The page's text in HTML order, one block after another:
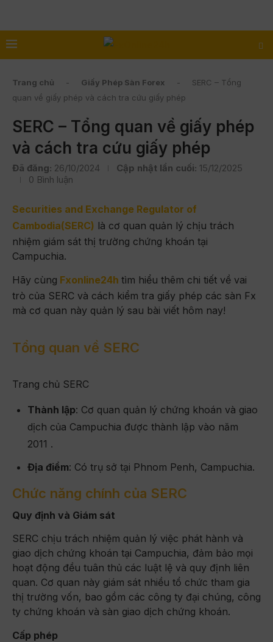
Trang chủ - Giấy Phép Sàn Forex -
SERC – Tổng
quan về giấy phép và cách tra cứu giấy phép
SERC – Tổng quan về giấy phép
và cách tra cứu giấy phép
Đã đăng: 26/10/2024 Cập nhật lần cuối: 15/12/2025
0 Bình luận
Securities and Exchange Regulator of
Cambodia(SERC) là cơ quan quản lý chịu trách
nhiệm giám sát thị trường chứng khoán tại
Campuchia.
Hãy cùng Fxonline24h tìm hiểu thêm chi tiết về vai
trò của SERC và cách kiểm tra giấy phép các sàn Fx
mà cơ quan này quản lý sau bài viết hôm nay!
Tổng quan về SERC
Trang chủ SERC
Thành lập: Cơ quan quản lý chứng khoán và giao
dịch của Campuchia được thành lập vào năm
2011 .
Địa điểm: Có trụ sở tại Phnom Penh, Campuchia.
Chức năng chính của SERC
Quy định và Giám sát
SERC chịu trách nhiệm quản lý việc phát hành và
giao dịch chứng khoán tại Campuchia, đảm bảo mọi
hoạt động đều tuân thủ các luật lệ và quy định liên
quan. Cơ quan này giám sát nhiều tổ chức tham gia
thị trường vốn, bao gồm các công ty đại chúng, công
ty chứng khoán và sàn giao dịch chứng khoán.
Cấp phép